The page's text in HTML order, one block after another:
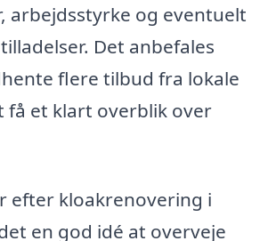
arbejdsstyrke og eventuelt
Det anbefales
flere tilbud fra lokale
få et klart overblik over
efter kloakrenovering i
en god idé at overveje